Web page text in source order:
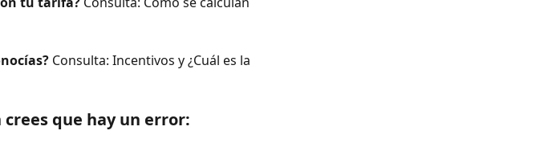
Consulta: Incentivos y ¿Cuál es la
que hay un error: